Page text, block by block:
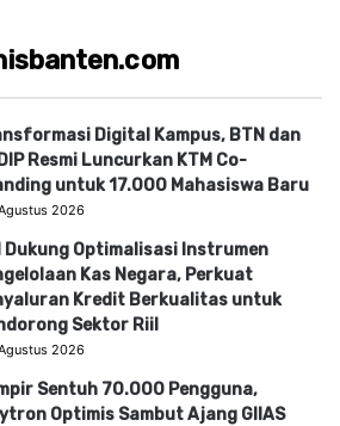
Digital Kampus, BTN dan
Resmi Luncurkan KTM Co-
untuk 17.000 Mahasiswa Baru
2026
Dukung Optimalisasi Instrumen
Kas Negara, Perkuat
Kredit Berkualitas untuk
Sektor Riil
2026
Sentuh 70.000 Pengguna,
Optimis Sambut Ajang GIIAS